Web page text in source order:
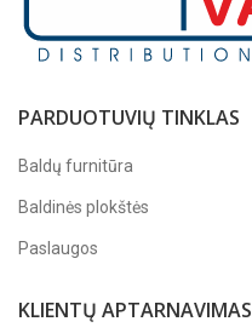
PARDUOTUVIŲ TINKLAS
Baldų furnitūra
Baldinės plokštės
Paslaugos
KLIENTŲ APTARNAVIMAS